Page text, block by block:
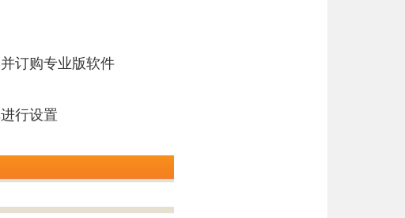
订购专业版软件
行设置